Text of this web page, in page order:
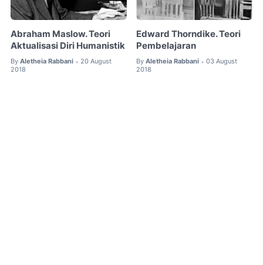
Abraham Maslow. Teori
Aktualisasi Diri Humanistik
By Aletheia Rabbani • 20 August
2018
Edward Thorndike. Teori
Pembelajaran
By Aletheia Rabbani • 03 August
2018